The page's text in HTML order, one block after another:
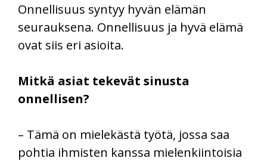
Onnellisuus syntyy hyvän elämän
seurauksena. Onnellisuus ja hyvä elämä
ovat siis eri asioita.
Mitkä asiat tekevät sinusta
onnellisen?
– Tämä on mielekästä työtä, jossa saa
pohtia ihmisten kanssa mielenkiintoisia